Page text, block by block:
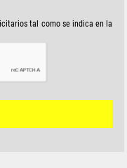
tal como se indica en la